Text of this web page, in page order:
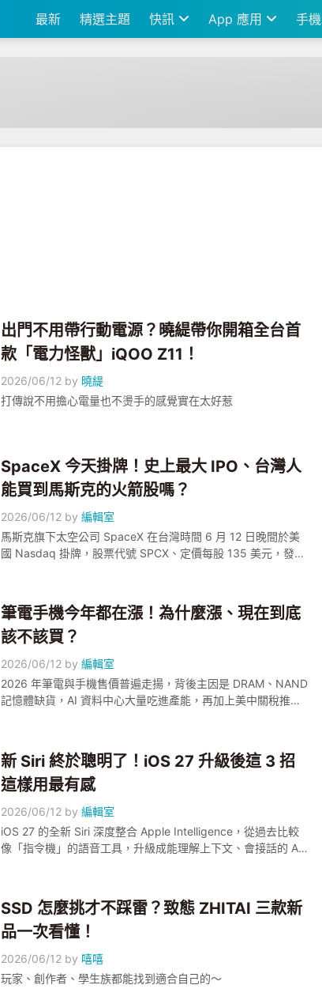
最新 精選主題 快訊 App 應用 手機
出門不用帶行動電源？曉緹帶你開箱全台首
款「電力怪獸」iQOO Z11！
2026/06/12 by 曉緹
打傳說不用擔心電量也不燙手的感覺實在太好惹
SpaceX 今天掛牌！史上最大 IPO、台灣人
能買到馬斯克的火箭股嗎？
2026/06/12 by編輯室
馬斯克旗下太空公司 SpaceX 在台灣時間 6 月 12 日晚間於美
國 Nasdaq 掛牌，股票代號 SPCX、定價每股 135 美元，發行
到底是什麼、台灣投資人有哪些管道可以買，以及新股上市初
期要注意哪些波動風險。
筆電手機今年都在漲！為什麼漲、現在到底
該不該買？
2026/06/12 by編輯室
2026 年筆電與手機售價普遍走揚，背後主因是 DRAM、NAND
記憶體缺貨，AI 資料中心大量吃進產能，再加上美中關稅推升
下半年缺貨情況可能更嚴峻，最近有換機需求的獺友，真的要
先算一下預算了。
新 Siri 終於聰明了！iOS 27 升級後這 3 招
這樣用最有感
2026/06/12 by編輯室
iOS 27 的全新 Siri 深度整合 Apple Intelligence，從過去比較
像「指令機」的語音工具，升級成能理解上下文、會接話的 AI
龍式連續對話、幫你讀訊息並口述回覆、看著照片或螢幕找資
訊。目前新 Siri 還在 Developer Beta 階段，正式版預計秋季推
出，功能仍以 Apple 官方公告為準
SSD 怎麼挑才不踩雷？致態 ZHITAI 三款新
品一次看懂！
2026/06/12 by 嘻嘻
玩家、創作者、學生族都能找到適合自己的～